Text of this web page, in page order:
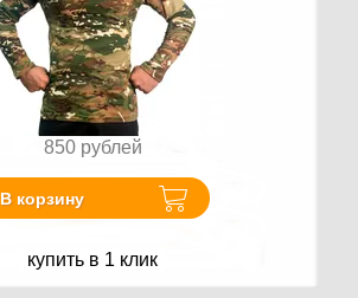
850 рублей
В корзину
купить в 1 клик